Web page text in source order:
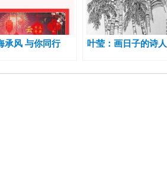
承风 与你同行 叶莹：画日子的诗人